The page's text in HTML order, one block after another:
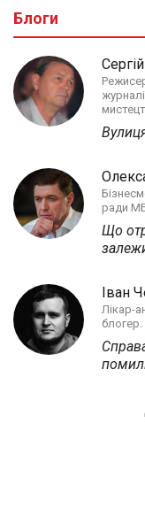
Блоги
ради
Що
Іван
Лікар-
блогер.